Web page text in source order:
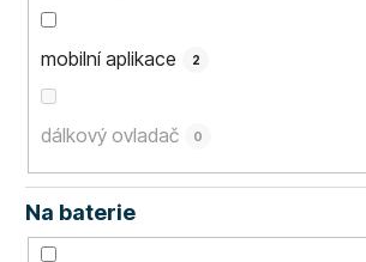
mobilní aplikace 2
dálkový ovladač 0
Na baterie